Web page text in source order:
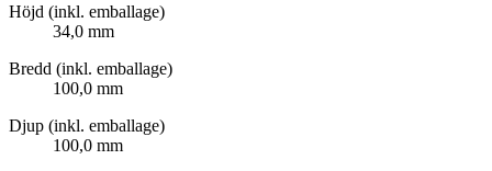
Höjd (inkl. emballage)
34,0 mm
Bredd (inkl. emballage)
100,0 mm
Djup (inkl. emballage)
100,0 mm